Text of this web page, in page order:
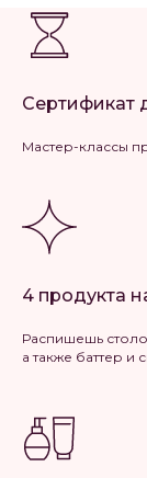
Сертификат
Мастер-классы
4 продукта
Распишешь
а также баттер